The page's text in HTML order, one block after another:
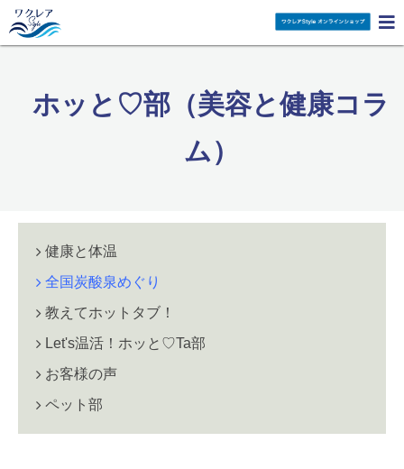

ホッと♡部（美容と健康コラ
ム）
健康と体温
全国炭酸泉めぐり
教えてホットタブ！
Let's温活！ホッと♡Ta部
お客様の声
ペット部